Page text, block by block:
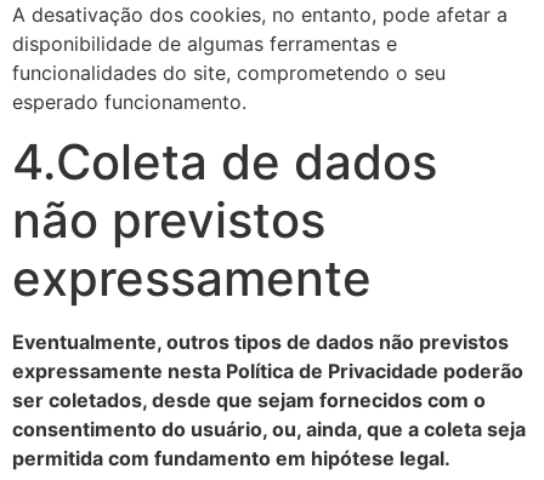
A desativação dos cookies, no entanto, pode afetar a
disponibilidade de algumas ferramentas e
funcionalidades do site, comprometendo o seu
esperado funcionamento.
4.Coleta de dados
não previstos
expressamente
Eventualmente, outros tipos de dados não previstos
expressamente nesta Política de Privacidade poderão
ser coletados, desde que sejam fornecidos com o
consentimento do usuário, ou, ainda, que a coleta seja
permitida com fundamento em hipótese legal.